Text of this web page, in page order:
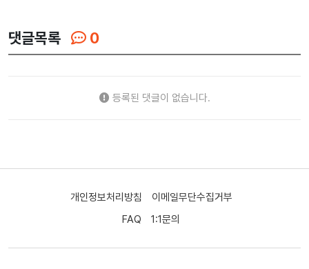
댓글목록 0
등록된 댓글이 없습니다.
개인정보처리방침
이메일무단수집거부
FAQ
1:1문의